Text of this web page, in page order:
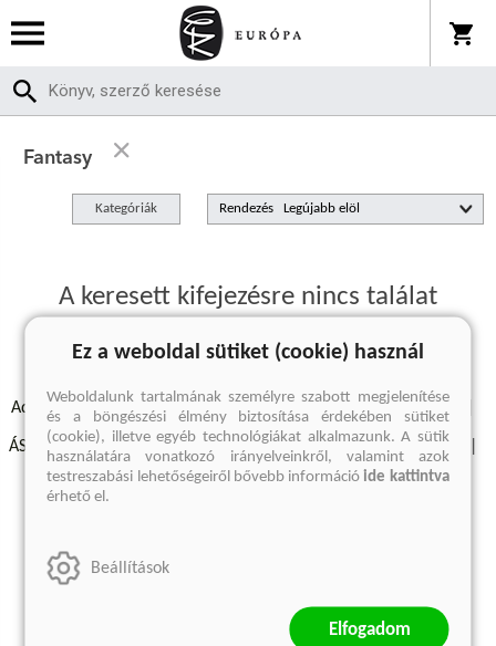
Fantasy
Kategóriák Rendezés
A keresett kifejezésre nincs találat
Adatvédelmi szabályzatok Elállási felmondási nyilatkozat
ÁSZF - Vásárlási feltételek A kiadóról Süti beállítások
Árkötött termékek Kommentelési szabályzat
Ez a weboldal sütiket (cookie) használ
Weboldalunk tartalmának személyre szabott megjelenítése
és a böngészési élmény biztosítása érdekében sütiket
(cookie), illetve egyéb technológiákat alkalmazunk. A sütik
használatára vonatkozó irányelveinkről, valamint azok
testreszabási lehetőségeiről bővebb információide kattintva
érhető el.
Beállítások
Elfogadom